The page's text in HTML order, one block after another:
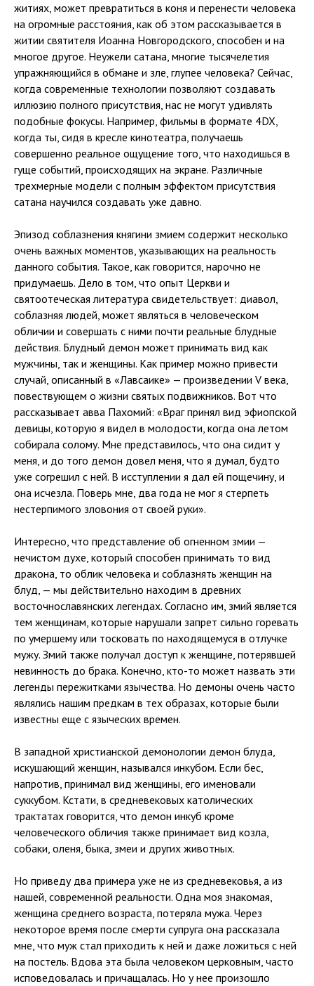
житиях, может превратиться в коня и перенести человека
на огромные расстояния, как об этом рассказывается в
житии святителя Иоанна Новгородского, способен и на
многое другое. Неужели сатана, многие тысячелетия
упражняющийся в обмане и зле, глупее человека? Сейчас,
когда современные технологии позволяют создавать
иллюзию полного присутствия, нас не могут удивлять
подобные фокусы. Например, фильмы в формате 4DX,
когда ты, сидя в кресле кинотеатра, получаешь
совершенно реальное ощущение того, что находишься в
гуще событий, происходящих на экране. Различные
трехмерные модели с полным эффектом присутствия
сатана научился создавать уже давно.
Эпизод соблазнения княгини змием содержит несколько
очень важных моментов, указывающих на реальность
данного события. Такое, как говорится, нарочно не
придумаешь. Дело в том, что опыт Церкви и
святоотеческая литература свидетельствует: диавол,
соблазняя людей, может являться в человеческом
обличии и совершать с ними почти реальные блудные
действия. Блудный демон может принимать вид как
мужчины, так и женщины. Как пример можно привести
случай, описанный в «Лавсаике» — произведении V века,
повествующем о жизни святых подвижников. Вот что
рассказывает авва Пахомий: «Враг принял вид эфиопской
девицы, которую я видел в молодости, когда она летом
собирала солому. Мне представилось, что она сидит у
меня, и до того демон довел меня, что я думал, будто
уже согрешил с ней. В исступлении я дал ей пощечину, и
она исчезла. Поверь мне, два года не мог я стерпеть
нестерпимого зловония от своей руки».
Интересно, что представление об огненном змии —
нечистом духе, который способен принимать то вид
дракона, то облик человека и соблазнять женщин на
блуд, — мы действительно находим в древних
восточнославянских легендах. Согласно им, змий является
тем женщинам, которые нарушали запрет сильно горевать
по умершему или тосковать по находящемуся в отлучке
мужу. Змий также получал доступ к женщине, потерявшей
невинность до брака. Конечно, кто-то может назвать эти
легенды пережитками язычества. Но демоны очень часто
являлись нашим предкам в тех образах, которые были
известны еще с языческих времен.
В западной христианской демонологии демон блуда,
искушающий женщин, назывался инкубом. Если бес,
напротив, принимал вид женщины, его именовали
суккубом. Кстати, в средневековых католических
трактатах говорится, что демон инкуб кроме
человеческого обличия также принимает вид козла,
собаки, оленя, быка, змеи и других животных.
Но приведу два примера уже не из средневековья, а из
нашей, современной реальности. Одна моя знакомая,
женщина среднего возраста, потеряла мужа. Через
некоторое время после смерти супруга она рассказала
мне, что муж стал приходить к ней и даже ложиться с ней
на постель. Вдова эта была человеком церковным, часто
исповедовалась и причащалась. Но у нее произошло